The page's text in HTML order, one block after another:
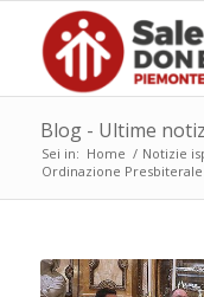
Blog - Ultime
Sei in: Home / Notizie
Ordinazione Presbiterale